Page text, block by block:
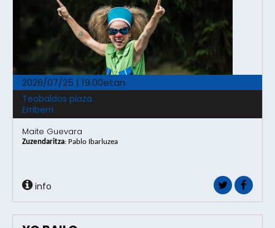
2026/07/25 | 19.00etan
Teobaldos plaza
Erriberri
Maite Guevara
Zuzendaritza: Pablo Ibarluzea
info